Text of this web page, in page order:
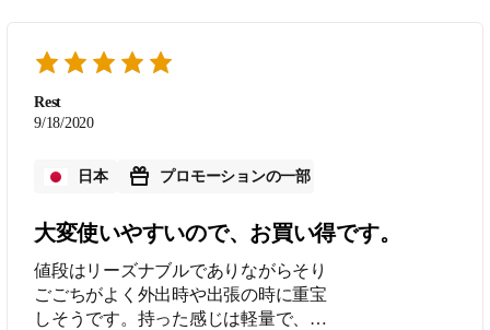
Rest
9/18/2020
日本 プロモーションの一部
大変使いやすいので、お買い得です。
値段はリーズナブルでありながらそり
ごごちがよく外出時や出張の時に重宝
しそうです。持った感じは軽量で、剃